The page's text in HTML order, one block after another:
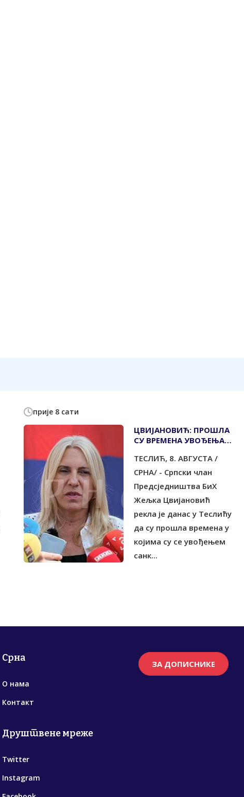
прије 8 сати
ЦВИЈАНОВИЋ: ПРОШЛА
СУ ВРЕМЕНА УВОЂЕЊА
ТЕСЛИЋ, 8. АВГУСТА /
СРНА/ - Српски члан
Предсједништва БиХ
Жељка Цвијановић
рекла је данас у Теслићу
да су прошла времена у
којима су се увођењем
санк...
Срна
О нама
Контакт
Друштвене мреже
Twitter
Instagram
ЗА ДОПИСНИКЕ